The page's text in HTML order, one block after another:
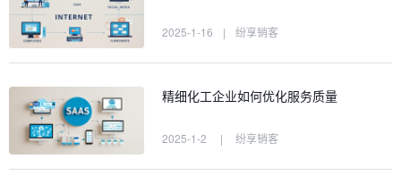
2025-1-16 | 纷享销客
精细化工企业如何优化服务质量
2025-1-2 | 纷享销客